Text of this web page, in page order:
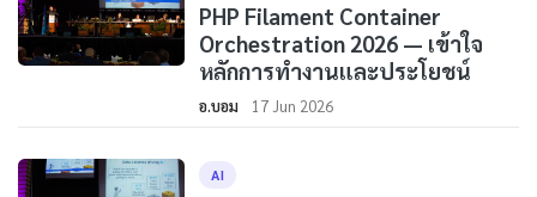
PHP Filament Container
Orchestration 2026 — เข้าใจ
หลักการทำงานและประโยชน์
อ.บอม 17 Jun 2026
AI